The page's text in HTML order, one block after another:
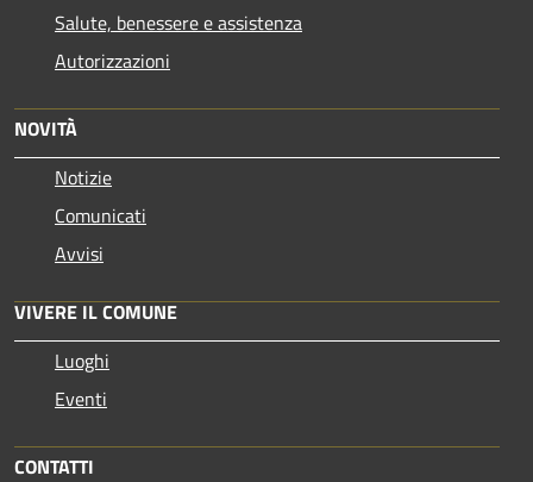
Salute, benessere e assistenza
Autorizzazioni
NOVITÀ
Notizie
Comunicati
Avvisi
VIVERE IL COMUNE
Luoghi
Eventi
CONTATTI